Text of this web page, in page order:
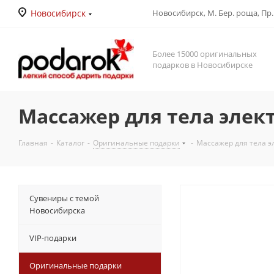
Новосибирск Новосибирск, М. Бер. роща, Пр.
Более 15000 оригинальных
подарков в Новосибирске
Массажер для тела
Главная - Каталог - Оригинальные подарки - Массажер для тела
Сувениры с темой
Новосибирска
VIP-подарки
Оригинальные подарки